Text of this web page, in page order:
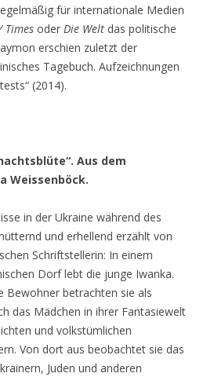
für internationale Medien
Times oder Die Welt das politische
erschien zuletzt der
Tagebuch. Aufzeichnungen
(2014).
Aus dem
Weissenböck.
in der Ukraine während des
und erhellend erzählt von
Schriftstellerin: In einem
Dorf lebt die junge Iwanka.
Bewohner betrachten sie als
das Mädchen in ihrer Fantasiewelt
und volkstümlichen
Von dort aus beobachtet sie das
Juden und anderen